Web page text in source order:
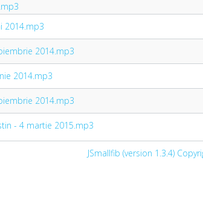
2014.mp3
2014.mp3
2014.mp3
2014.mp3
- 4 martie 2015.mp3